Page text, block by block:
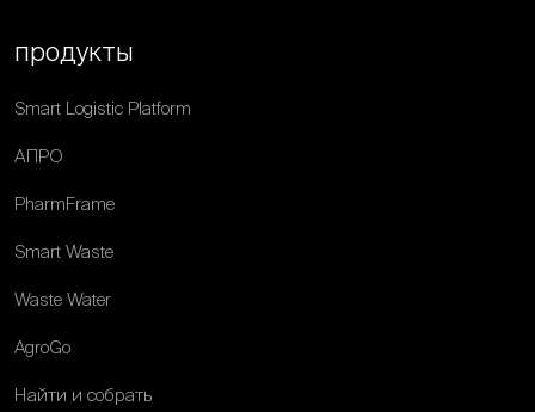
продукты
Smart Logistic Platform
АПРО
PharmFrame
Smart Waste
Waste Water
AgroGo
Найти и собрать